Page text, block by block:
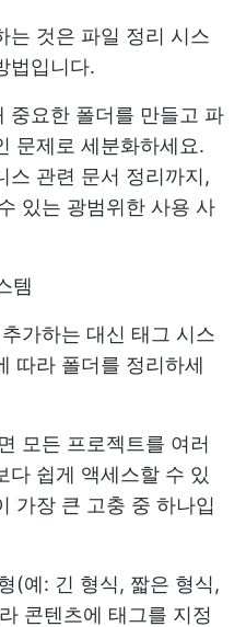
는 것은 파일 정리 시스
법입니다.
중요한 폴더를 만들고 파
문제로 세분화하세요.
스 관련 문서 정리까지,
있는 광범위한 사용 사
템
가하는 대신 태그 시스
따라 폴더를 정리하세
모든 프로젝트를 여러
다 쉽게 액세스할 수 있
가장 큰 고충 중 하나입
(예: 긴 형식, 짧은 형식,
콘텐츠에 태그를 지정